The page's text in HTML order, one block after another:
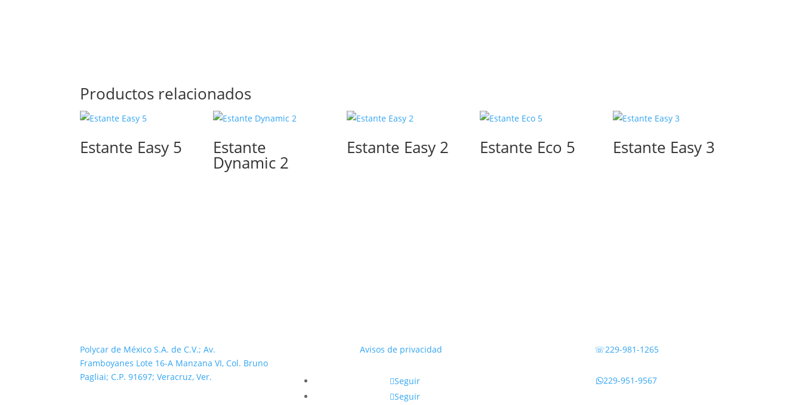
Productos relacionados
Estante Easy 5 Estante
Dynamic 2
Estante Easy 2 Estante Eco 5 Estante Easy 3
Polycar de México S.A. de C.V.; Av.
Framboyanes Lote 16-A Manzana VI, Col. Bruno
Pagliai; C.P. 91697; Veracruz, Ver.
Avisos de privacidad
Seguir
Seguir
☏229-981-1265
229-951-9567